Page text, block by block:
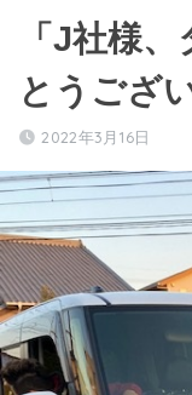
「J社様
とうござ
2022年3月16日